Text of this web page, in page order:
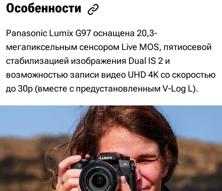
Особенности
Panasonic Lumix G97 оснащена 20,3-
мегапиксельным сенсором Live MOS, пятиосевой
стабилизацией изображения Dual IS 2 и
возможностью записи видео UHD 4K со скоростью
до 30p (вместе с предустановленным V-Log L).